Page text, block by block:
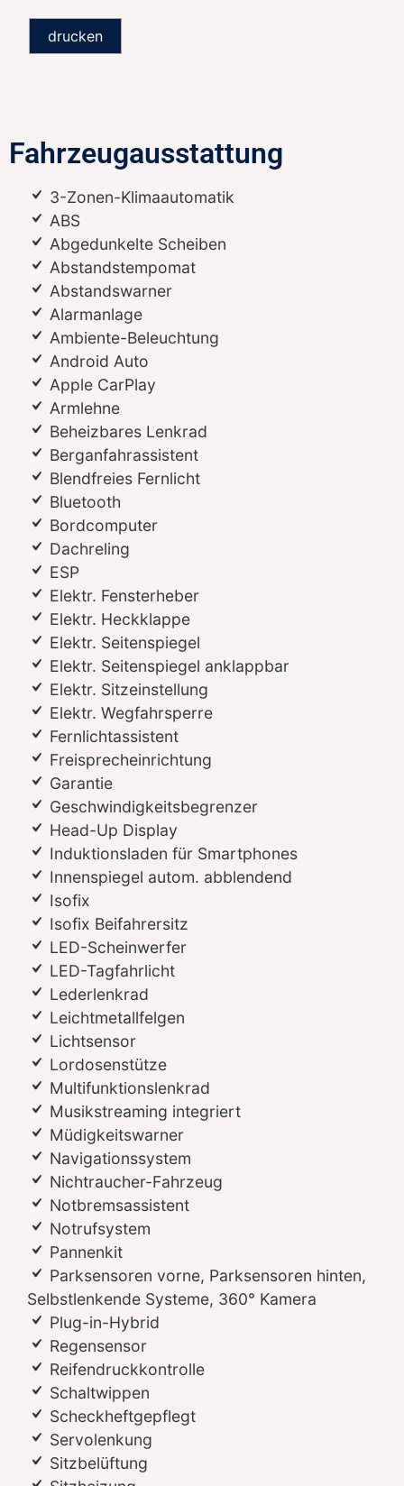
drucken
Fahrzeugausstattung
3-Zonen-Klimaautomatik
ABS
Abgedunkelte Scheiben
Abstandstempomat
Abstandswarner
Alarmanlage
Ambiente-Beleuchtung
Android Auto
Apple CarPlay
Armlehne
Beheizbares Lenkrad
Berganfahrassistent
Blendfreies Fernlicht
Bluetooth
Bordcomputer
Dachreling
ESP
Elektr. Fensterheber
Elektr. Heckklappe
Elektr. Seitenspiegel
Elektr. Seitenspiegel anklappbar
Elektr. Sitzeinstellung
Elektr. Wegfahrsperre
Fernlichtassistent
Freisprecheinrichtung
Garantie
Geschwindigkeitsbegrenzer
Head-Up Display
Induktionsladen für Smartphones
Innenspiegel autom. abblendend
Isofix
Isofix Beifahrersitz
LED-Scheinwerfer
LED-Tagfahrlicht
Lederlenkrad
Leichtmetallfelgen
Lichtsensor
Lordosenstütze
Multifunktionslenkrad
Musikstreaming integriert
Müdigkeitswarner
Navigationssystem
Nichtraucher-Fahrzeug
Notbremsassistent
Notrufsystem
Pannenkit
Parksensoren vorne, Parksensoren hinten,
Selbstlenkende Systeme, 360° Kamera
Plug-in-Hybrid
Regensensor
Reifendruckkontrolle
Schaltwippen
Scheckheftgepflegt
Servolenkung
Sitzbelüftung